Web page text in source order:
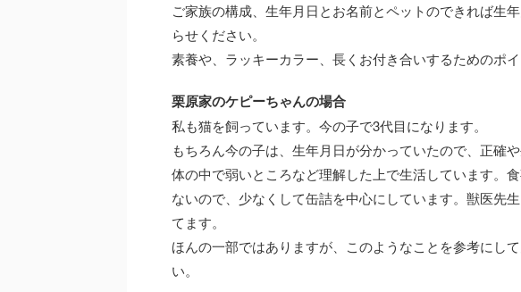
ご家族の構成、生年月日とお名前とペットのできれば生
らせください。
素養や、ラッキーカラー、長くお付き合いするためのポイ
栗原家のケピーちゃんの場合
私も猫を飼っています。今の子で3代目になります。
もちろん今の子は、生年月日が分かっていたので、正確
体の中で弱いところなど理解した上で生活しています。
ないので、少なくして缶詰を中心にしています。獣医先
てます。
ほんの一部ではありますが、このようなことを参考にし
い。